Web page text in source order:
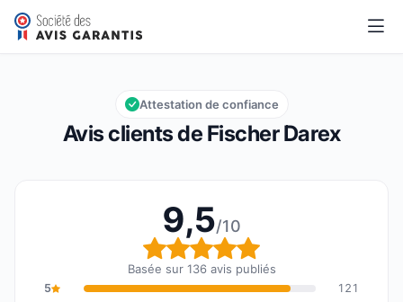
Fischer Darex
Note globale : 9,5 sur 10
9,5/10
Avis clients de Fischer Darex
Attestation de confiance
9,5/10
Note globale : 9,5 sur
Basée sur 136 avis publiés
5
121